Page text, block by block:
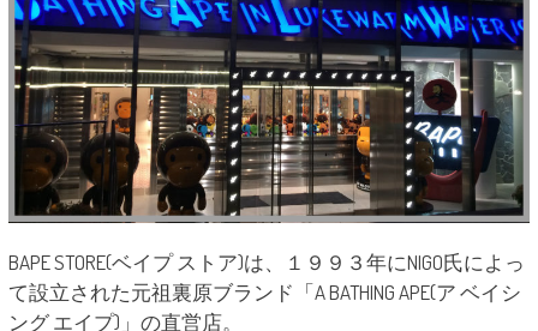
BAPE STORE(ベイプ ストア)は、１９９３年にNIGO氏によっ
て設立された元祖裏原ブランド「A BATHING APE(ア ベイシ
ング エイプ)」の直営店。